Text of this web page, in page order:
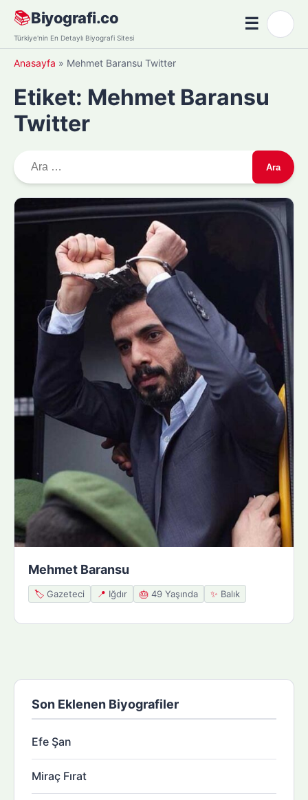
Skip
content
📚Biyografi.co
Türkiye'nin En Detaylı Biyografi Sitesi
☰Menü
Anasayfa » Mehmet Baransu Twitter
Etiket: Mehmet Baransu
Twitter
r
m
a
Mehmet Baransu
🏷️ Gazeteci 📍 Iğdır 🎂 49 Yaşında ✨ Balık
Son Eklenen Biyografiler
Efe Şan
Miraç Fırat